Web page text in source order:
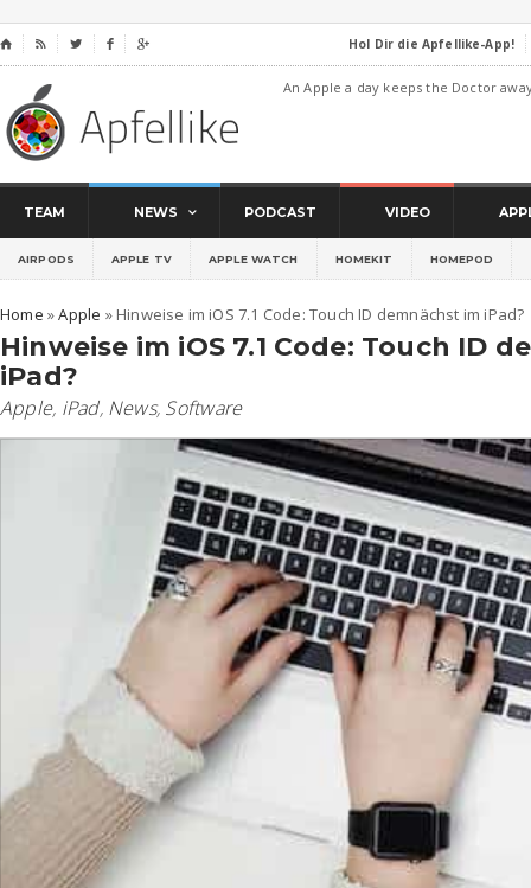
⌂     Hol Dir die Apfellike-App!
An Apple a day keeps the Doctor
TEAM NEWS PODCAST VIDEO
AIRPODS APPLE TV APPLE WATCH HOMEKIT HOMEPOD
Home »Apple » Hinweise im iOS 7.1 Code: Touch ID demnächst im iPad?
Hinweise im iOS 7.1 Code: Touch ID
iPad?
Apple, iPad, News, Software